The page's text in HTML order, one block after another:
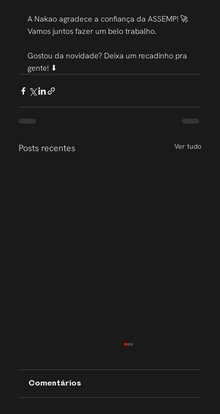
A Nakao agradece a confiança da ASSEMP! 🚀
Vamos juntos fazer um belo trabalho.
Gostou da novidade? Deixa um recadinho pra
gente! ⬇
Posts recentes Ver tudo
Comentários